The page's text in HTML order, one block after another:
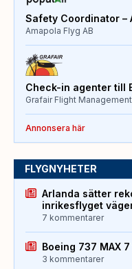
Safety Coordinator –
Amapola Flyg AB
Check-in agenter till
Grafair Flight Management
Annonsera här
FLYGNYHETER
Arlanda sätter
inrikesflyget
7 kommentarer
Boeing 737 MAX
3 kommentarer